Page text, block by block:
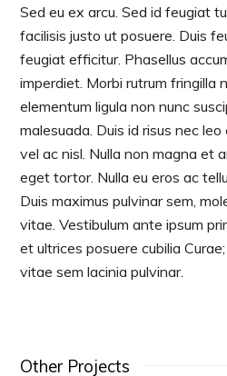
Sed eu ex arcu. Sed id feugiat
facilisis justo ut posuere. Duis
feugiat efficitur. Phasellus
imperdiet. Morbi rutrum fringilla
elementum ligula non nunc
malesuada. Duis id risus nec
vel ac nisl. Nulla non magna et
eget tortor. Nulla eu eros ac
Duis maximus pulvinar sem,
vitae. Vestibulum ante ipsum
et ultrices posuere cubilia
vitae sem lacinia pulvinar.
Other Projects